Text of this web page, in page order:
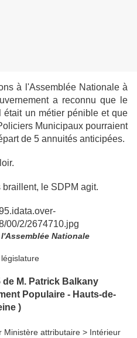
à l'Assemblée Nationale à
a reconnu que le
un métier pénible et que
Municipaux pourraient
de 5 annuités anticipées.
le SDPM agit.
Nationale
de M. Patrick Balkany
Populaire - Hauts-de-
)
Ministère attributaire > Intérieur